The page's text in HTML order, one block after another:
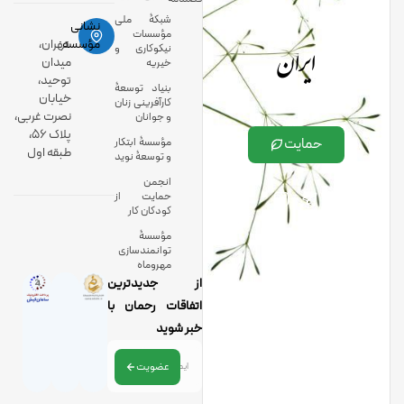
ایران
حمایت
شبکۀ ملی
مؤسسات
نیکوکاری و
خیریه
بنیاد توسعۀ
کارآفرینی زنان
و جوانان
مؤسسۀ ابتکار
و توسعۀ نوید
انجمن
حمایت از
کودکان کار
مؤسسۀ
توانمندسازی
مهروماه
نشانی
مؤسسه:تهران،
میدان
توحید،
خیابان
نصرت غربی،
پلاک 56،
طبقه اول
از جدیدترین
اتفاقات رحمان با
خبر شوید
عضویت